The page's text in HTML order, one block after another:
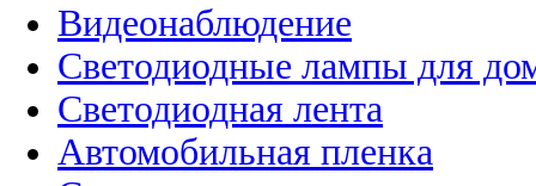
Видеонаблюдение
Светодиодные лампы для
Светодиодная лента
Автомобильная пленка